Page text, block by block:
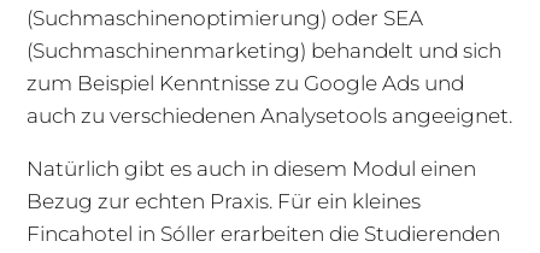
(Suchmaschinenoptimierung) oder SEA
(Suchmaschinenmarketing) behandelt und sich
zum Beispiel Kenntnisse zu Google Ads und
auch zu verschiedenen Analysetools angeeignet.
Natürlich gibt es auch in diesem Modul einen
Bezug zur echten Praxis. Für ein kleines
Fincahotel in Sóller erarbeiten die Studierenden